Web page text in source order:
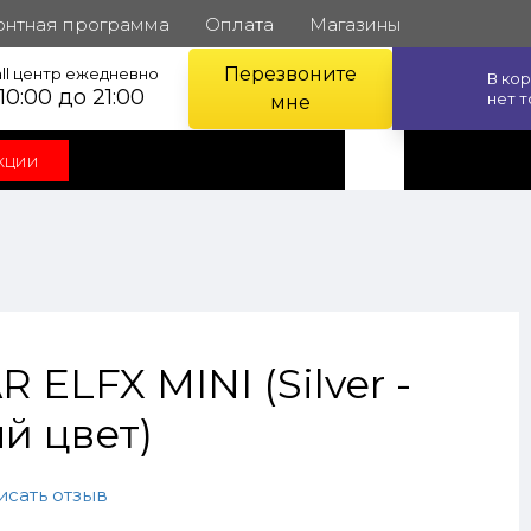
программа Оплата Магазины
центр ежедневно
до 21:00
Перезвоните
мне
В
нет
ELFX MINI (Silver -
цвет)
отзыв